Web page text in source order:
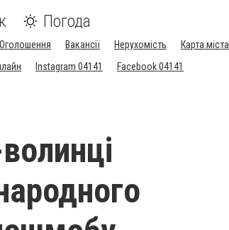
Погода
Оголошення Вакансії Нерухомість
Карта міста
Instagram 04141 Facebook 04141